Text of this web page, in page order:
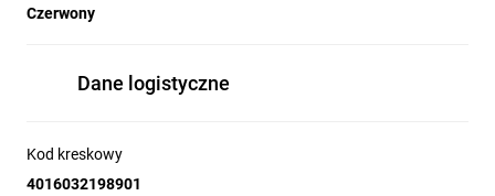
Czerwony
Dane logistyczne
Kod kreskowy
4016032198901